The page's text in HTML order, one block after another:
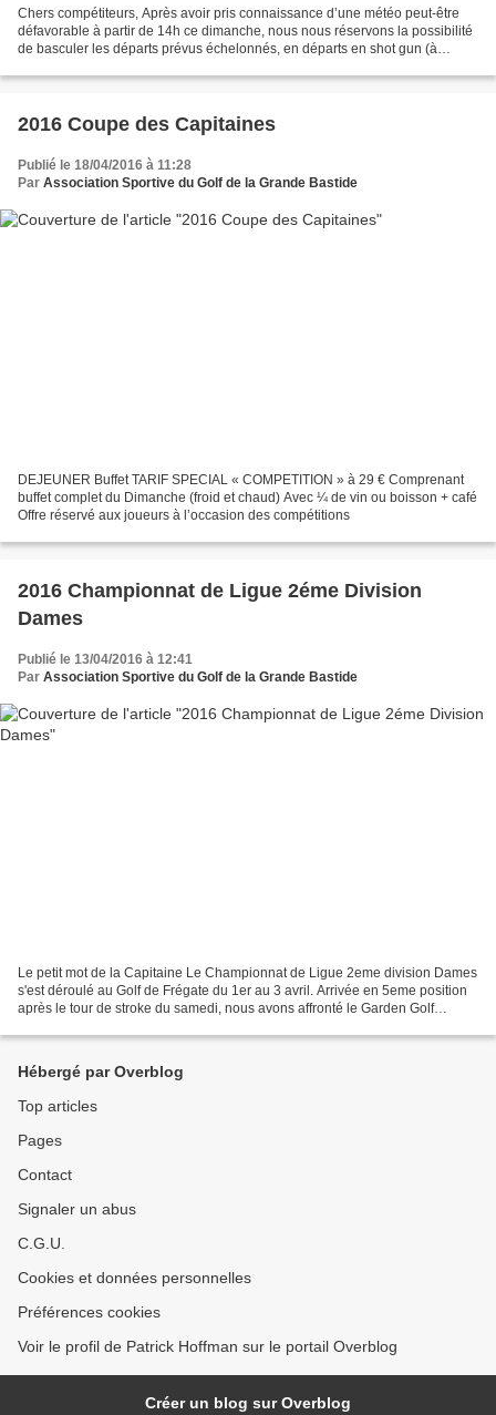
Chers compétiteurs, Après avoir pris connaissance d’une météo peut-être
défavorable à partir de 14h ce dimanche, nous nous réservons la possibilité
de basculer les départs prévus échelonnés, en départs en shot gun (à
2016 Coupe des Capitaines
Publié le 18/04/2016 à 11:28
Par Association Sportive du Golf de la Grande Bastide
DEJEUNER Buffet TARIF SPECIAL « COMPETITION » à 29 € Comprenant
buffet complet du Dimanche (froid et chaud) Avec ¼ de vin ou boisson + café
Offre réservé aux joueurs à l’occasion des compétitions
2016 Championnat de Ligue 2éme Division
Dames
Publié le 13/04/2016 à 12:41
Par Association Sportive du Golf de la Grande Bastide
Le petit mot de la Capitaine Le Championnat de Ligue 2eme division Dames
s'est déroulé au Golf de Frégate du 1er au 3 avril. Arrivée en 5eme position
après le tour de stroke du samedi, nous avons affronté le Garden Golf
Hébergé par Overblog
Top articles
Pages
Contact
Signaler un abus
C.G.U.
Cookies et données personnelles
Préférences cookies
Voir le profil de Patrick Hoffman sur le portail Overblog
Créer un blog sur Overblog